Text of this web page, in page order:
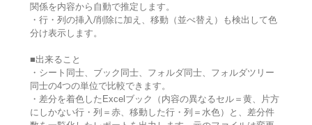
関係を内容から自動で推定します。
・行・列の挿入/削除に加え、移動（並べ替え）も検出して色
分け表示します。
■出来ること
・シート同士、ブック同士、フォルダ同士、フォルダツリー
同士の4つの単位で比較できます。
・差分を着色したExcelブック（内容の異なるセル＝黄、片方
にしかない行・列＝赤、移動した行・列＝水色）と、差分件